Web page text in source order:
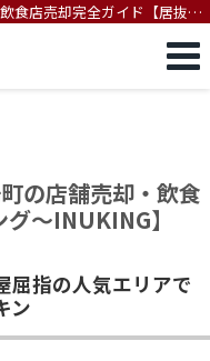
食店売却完全ガイド【居抜キ
の店舗売却・飲食
～INUKING】
屈指の人気エリアで
ン